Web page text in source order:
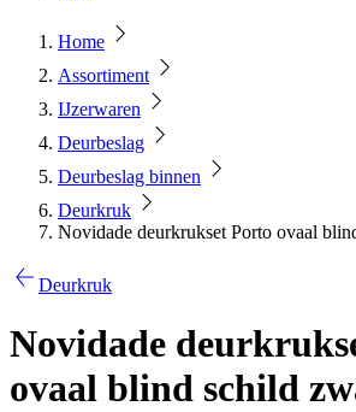
Home
Assortiment
IJzerwaren
Deurbeslag
Deurbeslag binnen
Deurkruk
Novidade deurkrukset Porto ovaal
Deurkruk
Novidade
ovaal blind schild